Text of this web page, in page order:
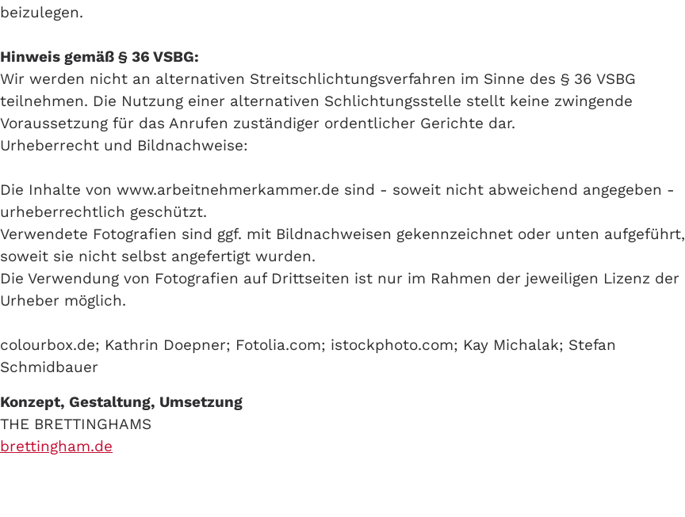
beizulegen.
Hinweis gemäß § 36 VSBG:
Wir werden nicht an alternativen Streitschlichtungsverfahren im Sinne des § 36 VSBG
teilnehmen. Die Nutzung einer alternativen Schlichtungsstelle stellt keine zwingende
Voraussetzung für das Anrufen zuständiger ordentlicher Gerichte dar.
Urheberrecht und Bildnachweise:
Die Inhalte von www.arbeitnehmerkammer.de sind - soweit nicht abweichend angegeben -
urheberrechtlich geschützt.
Verwendete Fotografien sind ggf. mit Bildnachweisen gekennzeichnet oder unten aufgeführt,
soweit sie nicht selbst angefertigt wurden.
Die Verwendung von Fotografien auf Drittseiten ist nur im Rahmen der jeweiligen Lizenz der
Urheber möglich.
colourbox.de; Kathrin Doepner; Fotolia.com; istockphoto.com; Kay Michalak; Stefan
Schmidbauer
Konzept, Gestaltung, Umsetzung
THE BRETTINGHAMS
brettingham.de